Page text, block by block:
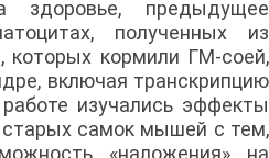
предыдущее
полученных из
кормили ГМ-соей,
включая транскрипцию
изучались эффекты
самок мышей с тем,
«наложения» на